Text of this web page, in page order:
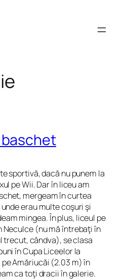
sportivă, dacă nu punem la
pe Wii. Dar în liceu am
mergeam în curtea
erau multe coşuri şi
mingea. În plus, liceul pe
(nu mă întrebaţi în
trecut, cândva), se clasa
în Cupa Liceelor la
Amăriucăi (2.03 m) în
ca toţi dracii în galerie.